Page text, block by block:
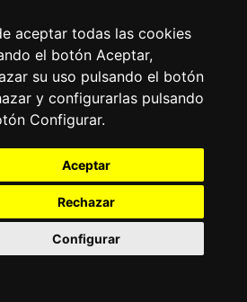
aceptar todas las cookies
el botón Aceptar,
su uso pulsando el botón
y configurarlas pulsando
Configurar.
Aceptar
Rechazar
Configurar